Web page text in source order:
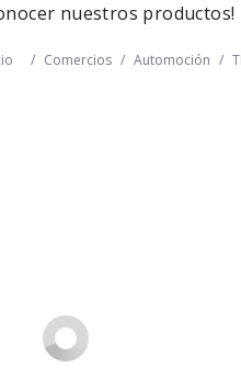
nuestros productos!
/ Comercios / Automoción /